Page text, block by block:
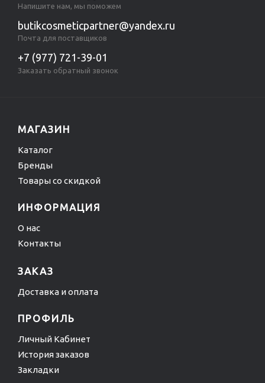
Напишите нам, мы поможем
butikcosmeticpartner@yandex.ru
Почта для поставщиков
+7 (977) 721-39-01
Заказать обратный звонок
МАГАЗИН
Каталог
Бренды
Товары со скидкой
ИНФОРМАЦИЯ
О нас
Контакты
ЗАКАЗ
Доставка и оплата
ПРОФИЛЬ
Личный Кабинет
История заказов
Закладки